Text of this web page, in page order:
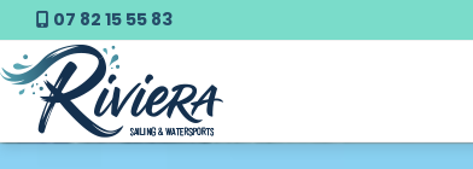
07 82 15 55 83